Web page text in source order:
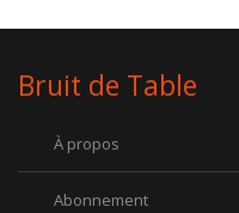
Bruit de Table
À propos
Abonnement